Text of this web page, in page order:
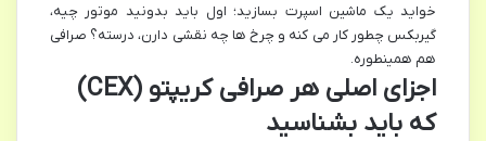
خواید یک ماشین اسپرت بسازید؛ اول باید بدونید موتور چیه،
گیربکس چطور کار می کنه و چرخ ها چه نقشی دارن، درسته؟ صرافی
هم همینطوره.
اجزای اصلی هر صرافی کریپتو (CEX)
که باید بشناسید